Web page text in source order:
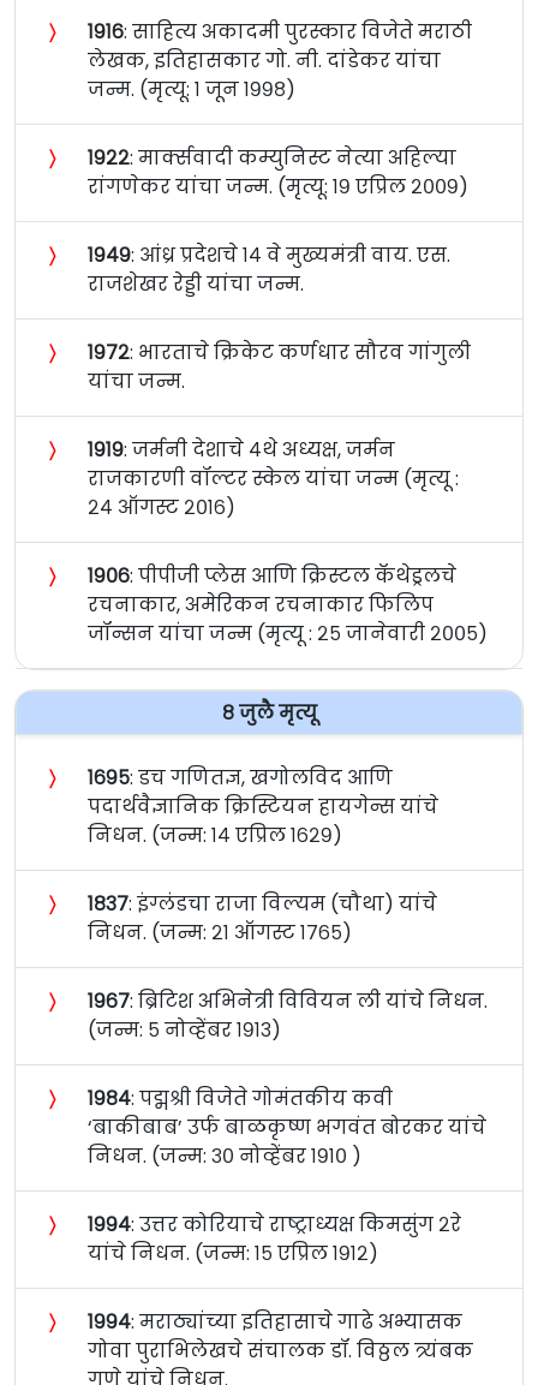
〉 १९१६: साहित्य अकादमी पुरस्कार विजेते मराठी
लेखक, इतिहासकार गो. नी. दांडेकर यांचा
जन्म. (मृत्यू: १ जून १९९८)
〉 १९२२: मार्क्सवादी कम्युनिस्ट नेत्या अहिल्या
रांगणेकर यांचा जन्म. (मृत्यू: १९ एप्रिल २००९)
〉 १९४९: आंध्र प्रदेशचे १४ वे मुख्यमंत्री वाय. एस.
राजशेखर रेड्डी यांचा जन्म.
〉 १९७२: भारताचे क्रिकेट कर्णधार सौरव गांगुली
यांचा जन्म.
〉 १९१९: जर्मनी देशाचे ४थे अध्यक्ष, जर्मन
राजकारणी वॉल्टर स्केल यांचा जन्म (मृत्यू :
२४ ऑगस्ट २०१६)
〉 १९०६: पीपीजी प्लेस आणि क्रिस्टल कॅथेड्रलचे
रचनाकार, अमेरिकन रचनाकार फिलिप
जॉन्सन यांचा जन्म (मृत्यू : २५ जानेवारी २००५)
८ जुलै मृत्यू
〉 १६९५: डच गणितज्ञ, खगोलविद आणि
पदार्थवैज्ञानिक क्रिस्टियन हायगेन्स यांचे
निधन. (जन्म: १४ एप्रिल १६२९)
〉 १८३७: इंग्लंडचा राजा विल्यम (चौथा) यांचे
निधन. (जन्म: २१ ऑगस्ट १७६५)
〉 १९६७: ब्रिटिश अभिनेत्री विवियन ली यांचे निधन.
(जन्म: ५ नोव्हेंबर १९१३)
〉 १९८४: पद्मश्री विजेते गोमंतकीय कवी
‘बाकीबाब’ उर्फ बाळकृष्ण भगवंत बोरकर यांचे
निधन. (जन्म: ३० नोव्हेंबर १९१० )
〉 १९९४: उत्तर कोरियाचे राष्ट्राध्यक्ष किमसुंग २रे
यांचे निधन. (जन्म: १५ एप्रिल १९१२)
〉 १९९४: मराठ्यांच्या इतिहासाचे गाढे अभ्यासक
गोवा पुराभिलेखचे संचालक डॉ. विठ्ठल त्र्यंबक